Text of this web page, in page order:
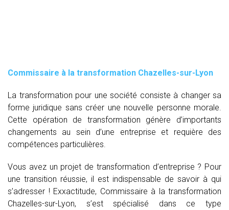
Commissaire à la transformation Chazelles-sur-Lyon
La transformation pour une société consiste à changer sa
forme juridique sans créer une nouvelle personne morale.
Cette opération de transformation génère d’importants
changements au sein d’une entreprise et requière des
compétences particulières.
Vous avez un projet de transformation d’entreprise ? Pour
une transition réussie, il est indispensable de savoir à qui
s’adresser ! Exxactitude, Commissaire à la transformation
Chazelles-sur-Lyon, s’est spécialisé dans ce type